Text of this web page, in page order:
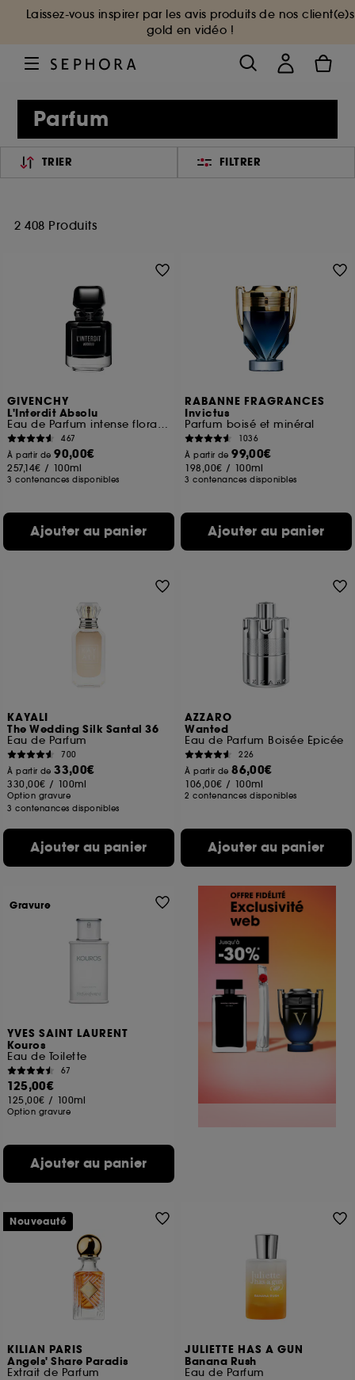
Laissez-vous inspirer par les avis produits de nos client(e)s
gold en vidéo !
Parfum
TRIER FILTRER
2 408 Produits
GIVENCHY
L'Interdit Absolu
Eau de Parfum intense florale boisée ambrée pour femme
467
À partir de90,00€
257,14€ / 100ml
3 contenances disponibles
Ajouter au panier
RABANNE FRAGRANCES
Invictus
Parfum boisé et minéral
1036
À partir de99,00€
198,00€ / 100ml
3 contenances disponibles
Ajouter au panier
KAYALI
The Wedding Silk Santal 36
Eau de Parfum
700
À partir de33,00€
330,00€ / 100ml
Option gravure
3 contenances disponibles
Ajouter au panier
AZZARO
Wanted
Eau de Parfum Boisée Épicée
226
À partir de86,00€
106,00€ / 100ml
2 contenances disponibles
Ajouter au panier
YVES SAINT LAURENT
Kouros
Eau de Toilette
67
125,00€
125,00€ / 100ml
Option gravure
Ajouter au panier
Gravure
KILIAN PARIS
Angels' Share Paradis
Extrait de Parfum
Nouveauté
JULIETTE HAS A GUN
Banana Rush
Eau de Parfum